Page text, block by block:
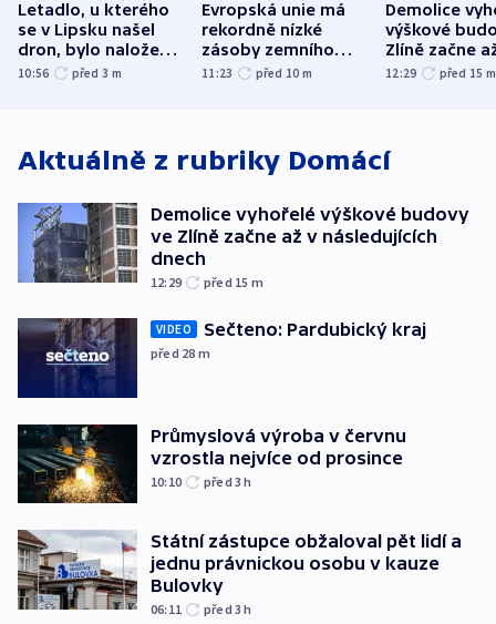
Letadlo, u kterého
se v Lipsku našel
dron, bylo naložené
municí, píší média
10:56 před 3 m
Evropská unie má
rekordně nízké
zásoby zemního
plynu
11:23 před 10 m
Demolice
výškové
Zlíně začne
následujících
12:29 před 15 m
Aktuálně z rubriky Domácí
Demolice vyhořelé výškové budovy
ve Zlíně začne až v následujících
dnech
12:29 před 15 m
VIDEO Sečteno: Pardubický kraj
před 28 m
Průmyslová výroba v červnu
vzrostla nejvíce od prosince
10:10 před 3h
Státní zástupce obžaloval pět lidí a
jednu právnickou osobu v kauze
Bulovky
06:11 před 3h